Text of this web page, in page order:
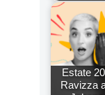
Estate
Ravizza